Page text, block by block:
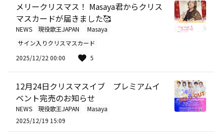
メリークリスマス！ Masaya君からクリス
マスカードが届きました🥰
NEWS 現役歌王JAPAN
Masaya
サイン入りクリスマスカード
2025/12/22 00:00
5
12月24日クリスマスイブ プレミアムイ
ベント完売のお知らせ
NEWS 現役歌王JAPAN
Masaya
2025/12/19 15:09